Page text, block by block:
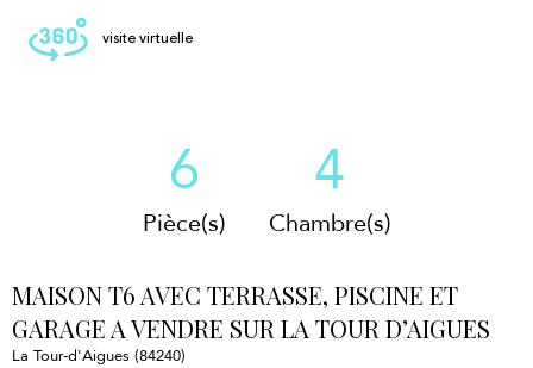
visite virtuelle
6
Pièce(s)
4
Chambre(s)
MAISON T6 AVEC TERRASSE, PISCINE ET
GARAGE A VENDRE SUR LA TOUR D’AIGUES
La Tour-d'Aigues (84240)